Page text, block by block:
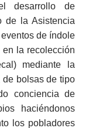
desarrollo de
de la Asistencia
de índole
la recolección
mediante la
de bolsas de tipo
conciencia de
haciéndonos
los pobladores